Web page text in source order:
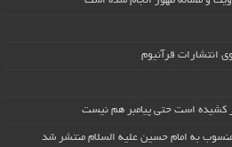
انتشارات قرآنیوم
کشیده است حتی پیامبر هم نیست
منسوب به امام حسین علیه السلام منتشر شد